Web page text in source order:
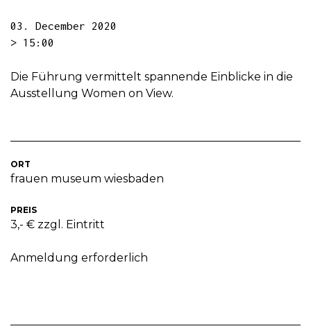
03. December 2020
> 15:00
Die Führung vermittelt spannende Einblicke in die
Ausstellung Women on View.
ORT
frauen museum wiesbaden
PREIS
3,- € zzgl. Eintritt
Anmeldung erforderlich